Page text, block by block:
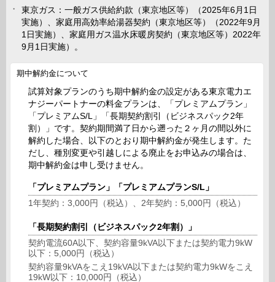
東京ガス：一般ガス供給約款（東京地区等）（2025年6月1日
実施）、家庭用高効率給湯器契約（東京地区等）（2022年9月
1日実施）、家庭用ガス温水床暖房契約（東京地区等）2022年
9月1日実施）。
期中解約金について
試算対象プランのうち期中解約金の設定がある東京電力エ
ナジーパートナーの料金プランは、「プレミアムプラン」
「プレミアムS/L」「長期契約割引（ビジネスパック2年
割）」です。契約期間満了日から遡った２ヶ月の間以外に
解約した場合、以下のとおり期中解約金が発生します。た
だし、種別変更や引越しによる廃止をお申込みの場合は、
期中解約金は申し受けません。
「プレミアムプラン」「プレミアムプランS/L」
1年契約：3,000円（税込）、2年契約：5,000円（税込）
「長期契約割引（ビジネスパック2年割）」
契約電流60A以下、契約容量9kVA以下または契約電力9kW
以下：5,000円（税込）
契約容量9kVAをこえ19kVA以下または契約電力9kWをこえ
19kW以下：10,000円（税込）